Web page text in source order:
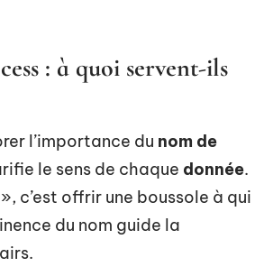
: à quoi servent-ils
l’importance du nom de
le sens de chaque donnée.
c’est offrir une boussole à qui
du nom guide la